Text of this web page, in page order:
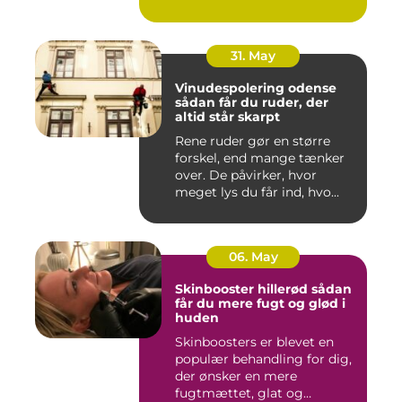
31. May
Vinudespolering odense
sådan får du ruder, der
altid står skarpt
Rene ruder gør en større
forskel, end mange tænker
over. De påvirker, hvor
meget lys du får ind, hvo...
06. May
Skinbooster hillerød sådan
får du mere fugt og glød i
huden
Skinboosters er blevet en
populær behandling for dig,
der ønsker en mere
fugtmættet, glat og